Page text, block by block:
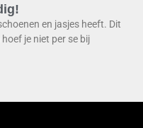
en jasjes heeft. Dit
je niet per se bij